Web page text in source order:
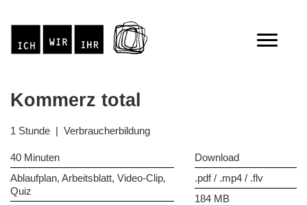
Kommerz total
1 Stunde | Verbraucherbildung
40 Minuten
Ablaufplan, Arbeitsblatt, Video-Clip‚
Quiz
Download
.pdf / .mp4 / .flv
184 MB